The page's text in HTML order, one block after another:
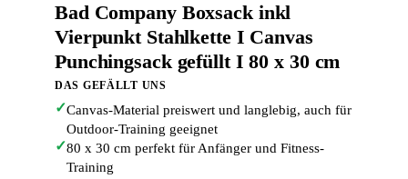
Bad Company Boxsack inkl
Vierpunkt Stahlkette I Canvas
Punchingsack gefüllt I 80 x 30 cm
DAS GEFÄLLT UNS
✓Canvas-Material preiswert und langlebig, auch für
Outdoor-Training geeignet
✓80 x 30 cm perfekt für Anfänger und Fitness-
Training